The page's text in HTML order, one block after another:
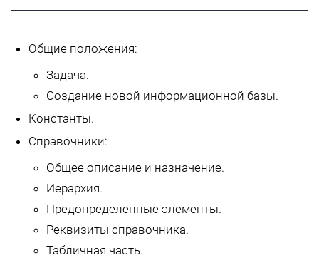
Общие положения:
Задача.
Создание новой информационной базы.
Константы.
Справочники:
Общее описание и назначение.
Иерархия.
Предопределенные элементы.
Реквизиты справочника.
Табличная часть.